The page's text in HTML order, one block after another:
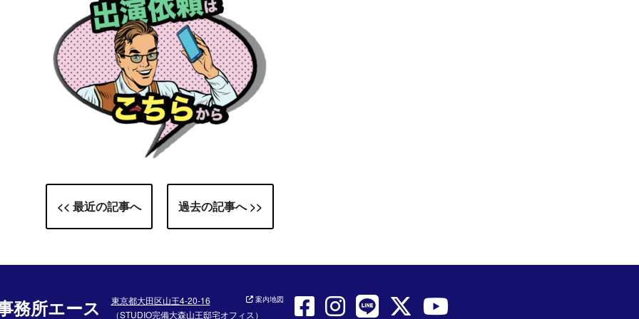
<< 最近の記事へ 過去の記事へ >>
務所エース
東京都大田区山王4-20-16
（STUDIO完備大森山王邸宅オフィス）
案内地図